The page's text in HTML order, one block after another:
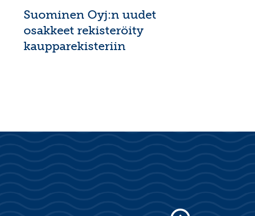
Suominen Oyj:n uudet
osakkeet rekisteröity
kaupparekisteriin